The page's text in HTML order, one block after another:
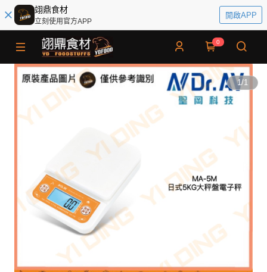
翊鼎食材
立刻使用官方APP
開啟APP
0
1/1